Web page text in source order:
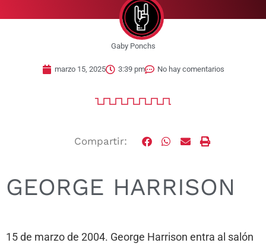
Gaby Ponchs
marzo 15, 2025 3:39 pm No hay comentarios
Compartir:
GEORGE HARRISON
15 de marzo de 2004. George Harrison entra al salón